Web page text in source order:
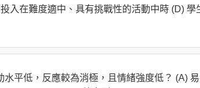
入在難度適中、具有挑戰性的活動中時 (D) 學
平低，反應較為消極，且情緒強度低？ (A)